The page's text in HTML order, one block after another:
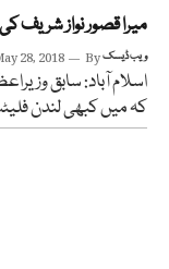
میرا قصور نواز شریف کی
28, 2018 Byویب ڈیسک
اسلام آباد: سابق
کہ میں کبھی لندن